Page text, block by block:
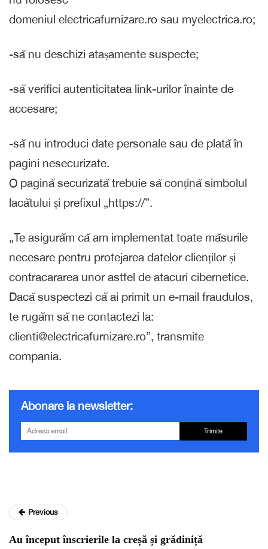
domeniul electricafurnizare.ro sau myelectrica.ro;
-să nu deschizi atașamente suspecte;
-să verifici autenticitatea link-urilor înainte de
accesare;
-să nu introduci date personale sau de plată în
pagini nesecurizate.
O pagină securizată trebuie să conțină simbolul
lacătului și prefixul „https://”.
„Te asigurăm că am implementat toate măsurile
necesare pentru protejarea datelor clienților și
contracararea unor astfel de atacuri cibernetice.
Dacă suspectezi că ai primit un e-mail fraudulos,
te rugăm să ne contactezi la:
clienti@electricafurnizare.ro”, transmite
compania.
Abonare la newsletter:
Trimite
Previous
Au început înscrierile la creșă și grădiniță